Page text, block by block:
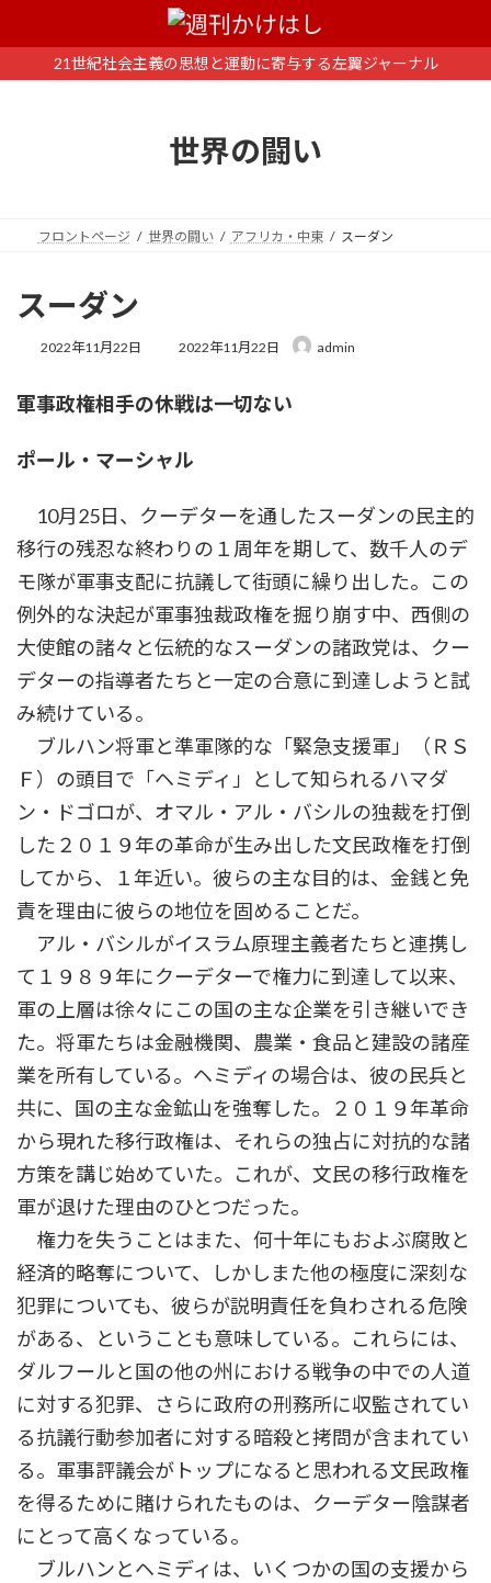
ン
ー
21世紀社会主義の思想と運動に寄与する左翼ジャーナル
世界の闘い
フロントページ 世界の闘い アフリカ・中東 スーダン
スーダン
2022年11月22日
最
新
:
2022年11月22日 admin
軍事政権相手の休戦は一切ない
ポール・マーシャル
10月25日、クーデターを通したスーダンの民主的
移行の残忍な終わりの１周年を期して、数千人のデ
モ隊が軍事支配に抗議して街頭に繰り出した。この
例外的な決起が軍事独裁政権を掘り崩す中、西側の
大使館の諸々と伝統的なスーダンの諸政党は、クー
デターの指導者たちと一定の合意に到達しようと試
み続けている。
ブルハン将軍と準軍隊的な「緊急支援軍」（ＲＳ
Ｆ）の頭目で「ヘミディ」として知られるハマダ
ン・ドゴロが、オマル・アル・バシルの独裁を打倒
した２０１９年の革命が生み出した文民政権を打倒
してから、１年近い。彼らの主な目的は、金銭と免
責を理由に彼らの地位を固めることだ。
アル・バシルがイスラム原理主義者たちと連携し
て１９８９年にクーデターで権力に到達して以来、
軍の上層は徐々にこの国の主な企業を引き継いでき
た。将軍たちは金融機関、農業・食品と建設の諸産
業を所有している。ヘミディの場合は、彼の民兵と
共に、国の主な金鉱山を強奪した。２０１９年革命
から現れた移行政権は、それらの独占に対抗的な諸
方策を講じ始めていた。これが、文民の移行政権を
軍が退けた理由のひとつだった。
権力を失うことはまた、何十年にもおよぶ腐敗と
経済的略奪について、しかしまた他の極度に深刻な
犯罪についても、彼らが説明責任を負わされる危険
がある、ということも意味している。これらには、
ダルフールと国の他の州における戦争の中での人道
に対する犯罪、さらに政府の刑務所に収監されてい
る抗議行動参加者に対する暗殺と拷問が含まれてい
る。軍事評議会がトップになると思われる文民政権
を得るために賭けられたものは、クーデター陰謀者
にとって高くなっている。
ブルハンとヘミディは、いくつかの国の支援から